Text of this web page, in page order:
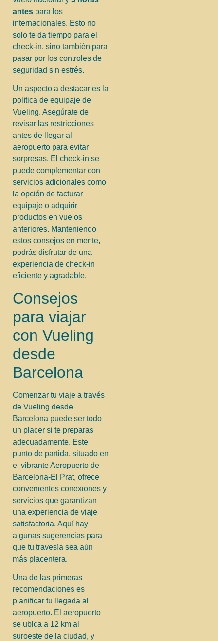
antes para los
internacionales. Esto no
solo te da tiempo para el
check-in, sino también para
pasar por los controles de
seguridad sin estrés.
Un aspecto a destacar es la
política de equipaje de
Vueling. Asegúrate de
revisar las restricciones
antes de llegar al
aeropuerto para evitar
sorpresas. El check-in se
puede complementar con
servicios adicionales como
la opción de facturar
equipaje o adquirir
productos en vuelos
anteriores. Manteniendo
estos consejos en mente,
podrás disfrutar de una
experiencia de check-in
eficiente y agradable.
Consejos
para viajar
con Vueling
desde
Barcelona
Comenzar tu viaje a través
de Vueling desde
Barcelona puede ser todo
un placer si te preparas
adecuadamente. Este
punto de partida, situado en
el vibrante Aeropuerto de
Barcelona-El Prat, ofrece
convenientes conexiones y
servicios que garantizan
una experiencia de viaje
satisfactoria. Aquí hay
algunas sugerencias para
que tu travesía sea aún
más placentera.
Una de las primeras
recomendaciones es
planificar tu llegada al
aeropuerto. El aeropuerto
se ubica a 12 km al
suroeste de la ciudad, y